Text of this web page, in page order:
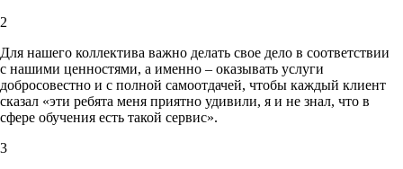
2
Для нашего коллектива важно делать свое дело в соответствии
с нашими ценностями, а именно – оказывать услуги
добросовестно и с полной самоотдачей, чтобы каждый клиент
сказал «эти ребята меня приятно удивили, я и не знал, что в
сфере обучения есть такой сервис».
3